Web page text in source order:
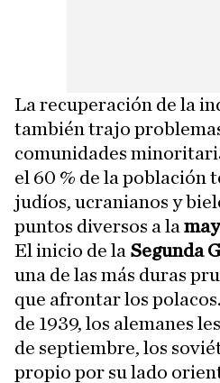
La recuperación de la
también trajo
comunidades
el 60 % de la población
judíos, ucranianos y
puntos diversos a la
El inicio de la Segunda
una de las más duras
que afrontar los
de 1939, los alemanes
de septiembre, los
propio por su lado